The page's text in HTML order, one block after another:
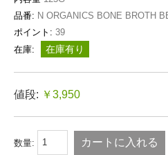
品番: N ORGANICS BONE BROTH
ポイント: 39
在庫:
在庫有り
値段: ￥3,950
数量: カートに入れる